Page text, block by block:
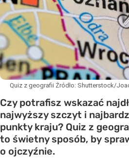
Quiz z geografii Źródło: Shutterstock/
Czy potrafisz wskazać
najwyższy szczyt i
punkty kraju? Quiz z
to świetny sposób, by
o ojczyźnie.